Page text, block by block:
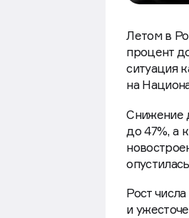
Летом в
процент
ситуация
на
Снижение
до 47%, а
Рост
и